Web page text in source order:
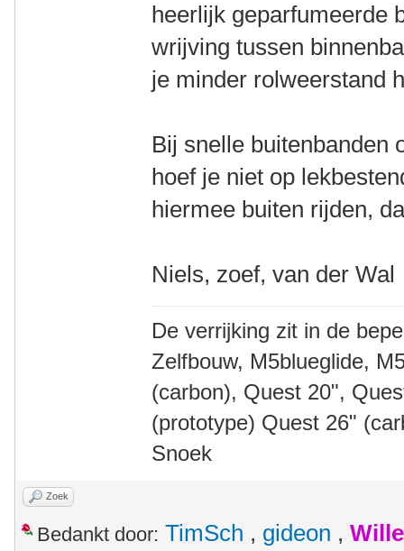
heerlijk geparfumeerde
wrijving tussen
je minder rolweerstand
Bij snelle buitenbanden
hoef je niet op
hiermee buiten rijden,
Niels, zoef, van der Wal
De verrijking zit in de
Zelfbouw, M5blueglide,
(carbon), Quest 20",
(prototype) Quest 26"
Snoek
Zoek
Bedankt door: TimSch , gideon ,